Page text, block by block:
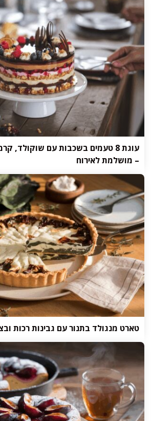
עוגת 8 טעמים בשכבות עם שוקולד,
– מושלמת לאירוח
טארט מנגולד בתנור עם גבינות רכות